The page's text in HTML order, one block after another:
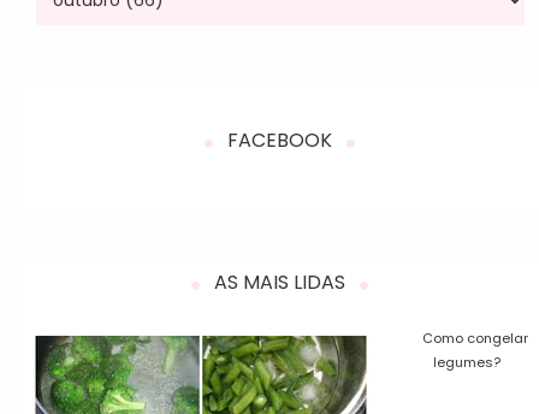
FACEBOOK
AS MAIS LIDAS
Como congelar
legumes?